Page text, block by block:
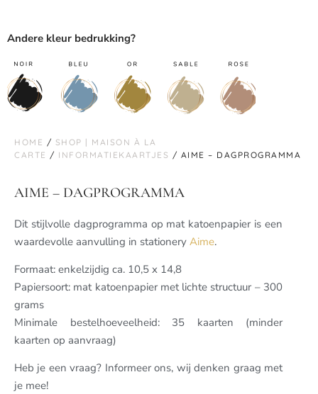
Andere kleur bedrukking?
HOME / SHOP | MAISON À LA
CARTE / INFORMATIEKAARTJES / AIME – DAGPROGRAMMA
AIME – DAGPROGRAMMA
Dit stijlvolle dagprogramma op mat katoenpapier is een
waardevolle aanvulling in stationery Aime.
Formaat: enkelzijdig ca. 10,5 x 14,8
Papiersoort: mat katoenpapier met lichte structuur – 300
grams
Minimale bestelhoeveelheid: 35 kaarten (minder
kaarten op aanvraag)
Heb je een vraag? Informeer ons, wij denken graag met
je mee!